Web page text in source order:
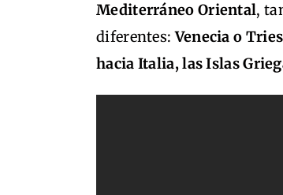
Mediterráneo Oriental,
diferentes:Venecia o
hacia Italia, las Islas